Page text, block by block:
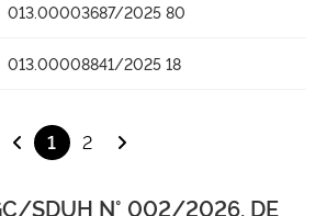
013.00003687/2025 80
013.00008841/2025 18
1 2
SDUH N° 002/2026, DE